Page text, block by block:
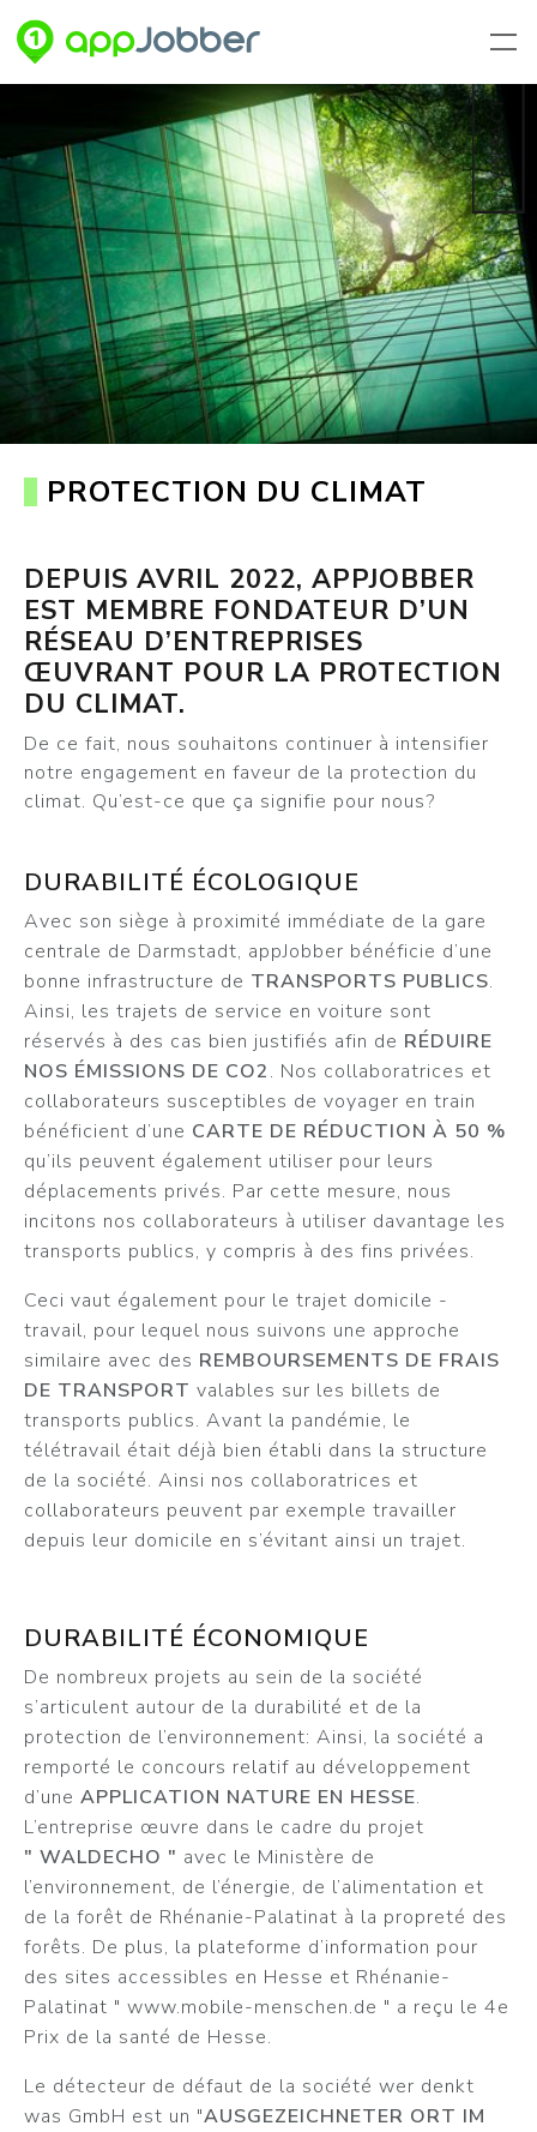
Aller au contenu principal
PROTECTION DU CLIMAT
DEPUIS AVRIL 2022, APPJOBBER
EST MEMBRE FONDATEUR D’UN
RÉSEAU D’ENTREPRISES
ŒUVRANT POUR LA PROTECTION
DU CLIMAT.
De ce fait, nous souhaitons continuer à intensifier
notre engagement en faveur de la protection du
climat. Qu’est-ce que ça signifie pour nous?
DURABILITÉ ÉCOLOGIQUE
Avec son siège à proximité immédiate de la gare
centrale de Darmstadt, appJobber bénéficie d’une
bonne infrastructure de TRANSPORTS PUBLICS.
Ainsi, les trajets de service en voiture sont
réservés à des cas bien justifiés afin de RÉDUIRE
NOS ÉMISSIONS DE CO2. Nos collaboratrices et
collaborateurs susceptibles de voyager en train
bénéficient d’une CARTE DE RÉDUCTION À 50 %
qu’ils peuvent également utiliser pour leurs
déplacements privés. Par cette mesure, nous
incitons nos collaborateurs à utiliser davantage les
transports publics, y compris à des fins privées.
Ceci vaut également pour le trajet domicile -
travail, pour lequel nous suivons une approche
similaire avec des REMBOURSEMENTS DE FRAIS
DE TRANSPORT valables sur les billets de
transports publics. Avant la pandémie, le
télétravail était déjà bien établi dans la structure
de la société. Ainsi nos collaboratrices et
collaborateurs peuvent par exemple travailler
depuis leur domicile en s’évitant ainsi un trajet.
DURABILITÉ ÉCONOMIQUE
De nombreux projets au sein de la société
s’articulent autour de la durabilité et de la
protection de l’environnement: Ainsi, la société a
remporté le concours relatif au développement
d’une APPLICATION NATURE EN HESSE.
L’entreprise œuvre dans le cadre du projet
" WALDECHO " avec le Ministère de
l’environnement, de l’énergie, de l’alimentation et
de la forêt de Rhénanie-Palatinat à la propreté des
forêts. De plus, la plateforme d’information pour
des sites accessibles en Hesse et Rhénanie-
Palatinat " www.mobile-menschen.de " a reçu le 4e
Prix de la santé de Hesse.
Le détecteur de défaut de la société wer denkt
was GmbH est un "AUSGEZEICHNETER ORT IM
CONTACT